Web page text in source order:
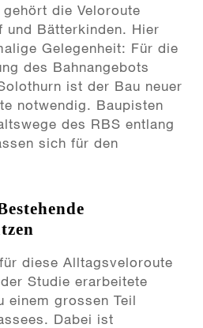
die Veloroute
und Bätterkinden. Hier
Gelegenheit: Für die
des Bahnangebots
ist der Bau neuer
notwendig. Baupisten
des RBS entlang
sich für den
diese Alltagsveloroute
Studie erarbeitete
einem grossen Teil
Dabei ist